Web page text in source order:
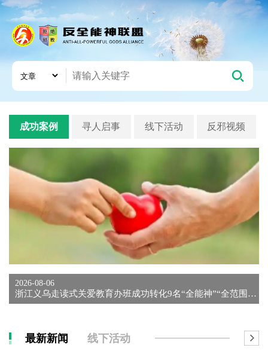
成功案例 寻人启事 线下活动 反邪视频
2026-08-06
浙江义乌走读式关爱教育办班成功转化9名“全能神”“全范围教会...
最新新闻 线下活动